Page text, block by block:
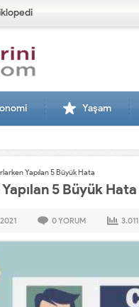
Yaşam
Yapılan 5 Büyük Hata
5 Büyük Hata
2021 0YORUM 3.011